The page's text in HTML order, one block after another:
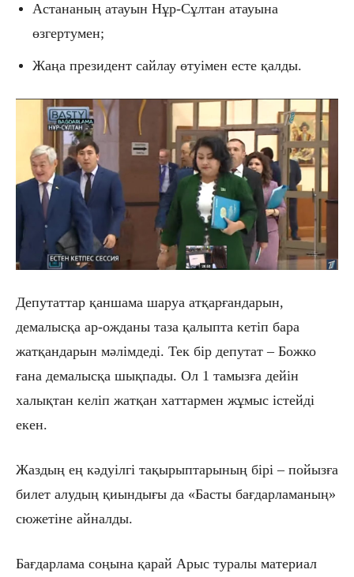
Астананың атауын Нұр-Сұлтан атауына
өзгертумен;
Жаңа президент сайлау өтуімен есте қалды.
Депутаттар қаншама шаруа атқарғандарын,
демалысқа ар-ожданы таза қалыпта кетіп бара
жатқандарын мәлімдеді. Тек бір депутат – Божко
ғана демалысқа шықпады. Ол 1 тамызға дейін
халықтан келіп жатқан хаттармен жұмыс істейді
екен.
Жаздың ең кәдуілгі тақырыптарының бірі – пойызға
билет алудың қиындығы да «Басты бағдарламаның»
сюжетіне айналды.
Бағдарлама соңына қарай Арыс туралы материал